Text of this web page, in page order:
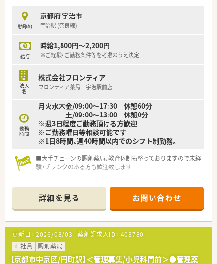
で顧客満足を追求しています。
勤務地
京都府 宇治市
宇治駅 (奈良線)
給与
時給1,800円～2,200円
※ご経験・ご勤務条件等を考慮のうえ決定
法人
名
株式会社フロンティア
フロンティア薬局 宇治駅前店
勤務
時間
月火水木金/09:00～17:30 休憩60分
土/09:00～13:00 休憩0分
※週3日程度ご勤務頂ける方歓迎
※ご勤務曜日等相談可能です
※1日8時間、週40時間以内でのシフト制勤務。
■大手チェーンの調剤薬局、教育体制も整っておりますので未経
験・ブランクのある方も歓迎致します
詳細を見る お問い合わせ
更新日： 2026/08/03 薬剤師求人ID： 408780
正社員
調剤薬局
【京都市中京区/円町駅】＜管理募集/小児科門前＞●管理薬